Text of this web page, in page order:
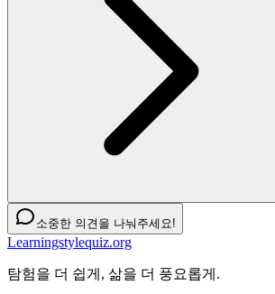
소중한 의견을 나눠주세요!
Learningstylequiz.org
탐험을 더 쉽게, 삶을 더 풍요롭게.